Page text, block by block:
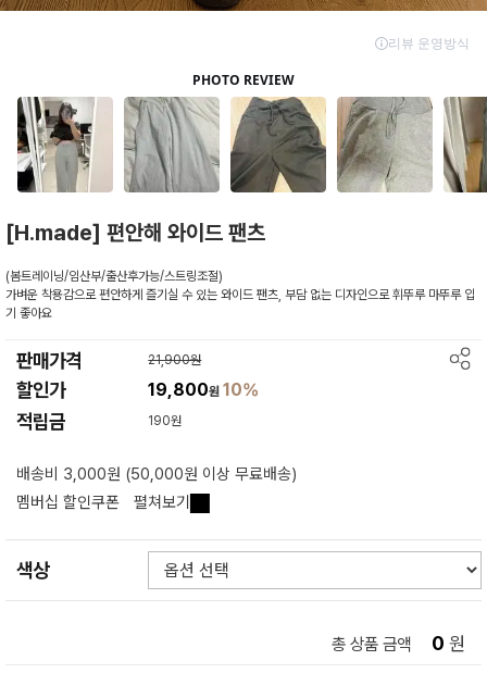
[H.made] 편안해 와이드 팬츠
(봄트레이닝/임산부/출산후가능/스트링조절)
가벼운 착용감으로 편안하게 즐기실 수 있는 와이드 팬츠, 부담 없는 디자인으로 휘뚜루 마뚜루 입
기 좋아요
판매가격 21,900원
할인가 19,800원10%
적립금 190원
배송비 3,000원 (50,000원 이상 무료배송)
멤버십 할인쿠폰
펼쳐보기
색상
총 상품 금액 0 원